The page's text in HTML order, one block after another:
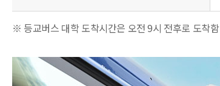
※ 등교버스 대학 도착시간은 오전 9시 전후로 도착함